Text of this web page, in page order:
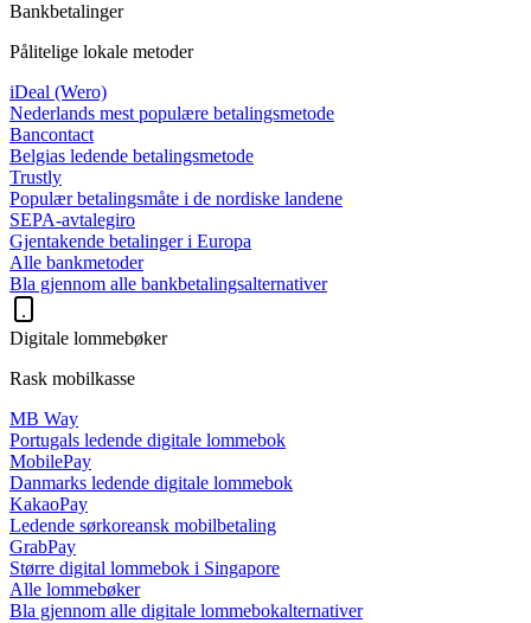
Bankbetalinger
Pålitelige lokale metoder
iDeal (Wero)
Nederlands mest populære betalingsmetode
Bancontact
Belgias ledende betalingsmetode
Trustly
Populær betalingsmåte i de nordiske landene
SEPA-avtalegiro
Gjentakende betalinger i Europa
Alle bankmetoder
Bla gjennom alle bankbetalingsalternativer
Digitale lommebøker
Rask mobilkasse
MB Way
Portugals ledende digitale lommebok
MobilePay
Danmarks ledende digitale lommebok
KakaoPay
Ledende sørkoreansk mobilbetaling
GrabPay
Større digital lommebok i Singapore
Alle lommebøker
Bla gjennom alle digitale lommebokalternativer